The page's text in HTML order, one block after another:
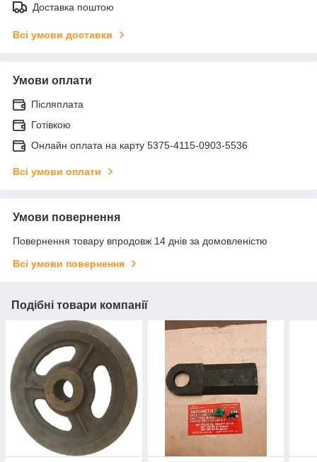
Доставка поштою
Всі умови доставки
Умови оплати
Післяплата
Готівкою
Онлайн оплата на карту 5375-4115-0903-5536
Всі умови оплати
Умови повернення
Повернення товару впродовж 14 днів за домовленістю
Всі умови повернення
Подібні товари компанії